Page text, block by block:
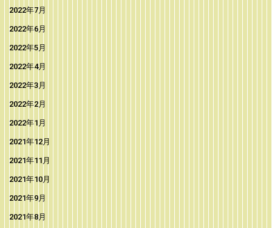
2022年7月
2022年6月
2022年5月
2022年4月
2022年3月
2022年2月
2022年1月
2021年12月
2021年11月
2021年10月
2021年9月
2021年8月